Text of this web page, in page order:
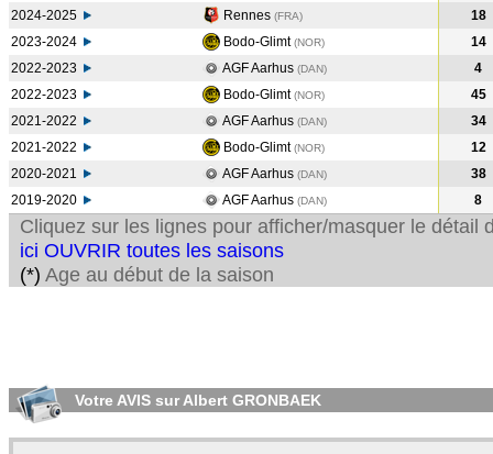
2024-2025 Rennes (FRA)
18
2023-2024
Bodo-Glimt(NOR)
14
2022-2023
AGF Aarhus (DAN)
4
2022-2023
Bodo-Glimt(NOR)
45
2021-2022
AGF Aarhus (DAN)
34
2021-2022
Bodo-Glimt(NOR)
12
2020-2021
AGF Aarhus (DAN)
38
2019-2020
AGF Aarhus (DAN) 8
Cliquez sur les lignes pour afficher/masquer le détail
ici OUVRIR toutes les saisons
(*) Age au début de la saison
Votre AVIS sur Albert GRONBAEK